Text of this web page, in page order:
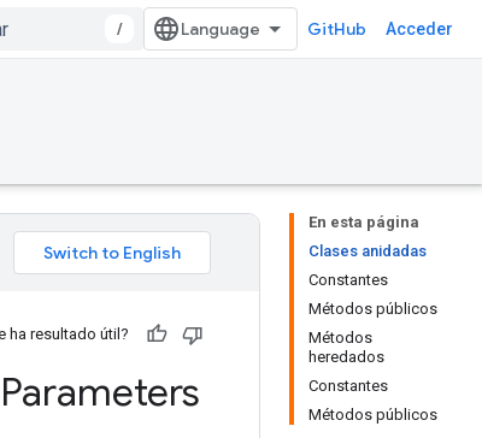
/ GitHub Acceder
En esta página
Clases anidadas
Constantes
Métodos públicos
Métodos
heredados
Constantes
Métodos públicos
ha resultado útil?
Parameters